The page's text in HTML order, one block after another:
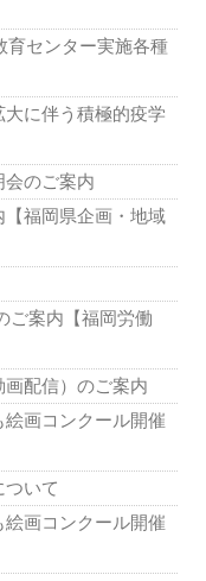
育センター実施各種
大に伴う積極的疫学
会のご案内
【福岡県企画・地域
ご案内【福岡労働
配信）のご案内
絵画コンクール開催
いて
絵画コンクール開催